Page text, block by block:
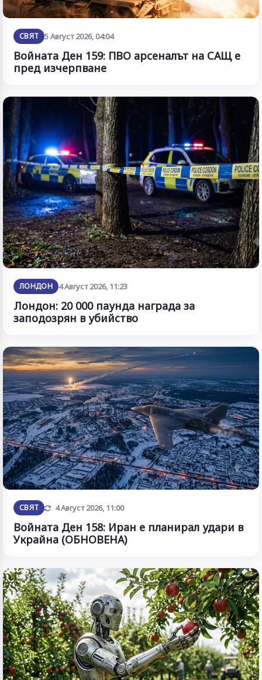
СВЯТ 5 Август 2026, 04:04
Войната Ден 159: ПВО арсеналът на САЩ е
пред изчерпване
ЛОНДОН 4 Август 2026, 11:23
Лондон: 20 000 паунда награда за
заподозрян в убийство
СВЯТ Обновена
4 Август 2026, 11:00
Войната Ден 158: Иран е планирал удари в
Украйна (ОБНОВЕНА)